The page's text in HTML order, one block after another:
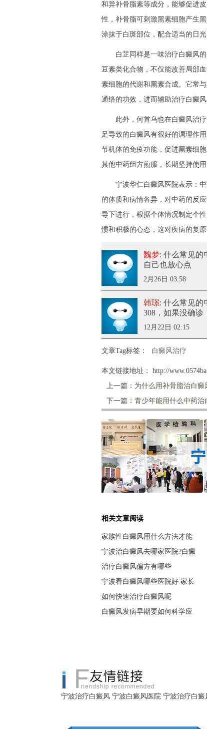
和异补骨脂素等成分，能够促进
性，补骨脂可刺激黑素细胞产生
涂抹于白斑部位，配合适当的日
白芷同样是一味治疗白癜风的
豆素类化合物，不仅能改善局部
素细胞的代谢和黑素合成。它常
通络的功效，进而辅助治疗白癜风
此外，何首乌也在白癜风治疗
足导致的白癜风有很好的调理作
节机体的免疫功能，促进黑素细
其他中药组方煎服，长期坚持使
宁波华仁白癜风医院表示：
的体质和病情各异，对中药的反
导下进行，根据个体情况制定个
惯和积极的心态，这对疾病的复原
魏梦: 什么常见的
自己也放心点
2月26日 03:58
韩璟: 什么常见的
308，如果没确诊
12月22日 02:15
文章Tag标签： 白癜风治疗
本文链接地址：
http://
上一篇： 为什么用补骨脂治白癜
下一篇： 青少年能用什么中药治
相关文章阅读
家族性白癜风用什么方法才能
宁波治白癜风去哪家医院?白癜
治疗白癜风偏方有哪些
宁波看白癜风哪些医院好 家长
如何快速治疗白癜风呢
白癜风发病早期要如何科学应
宁波治疗白癜风 宁波白癜风医院 宁波治疗白癜